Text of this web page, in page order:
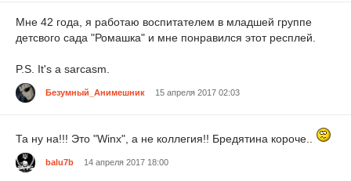
Мне 42 года, я работаю воспитателем в младшей группе
детсвого сада "Ромашка" и мне понравился этот респлей.
P.S. It's a sarcasm.
Безумный_Анимешник 15 апреля 2017 02:03
Та ну на!!! Это "Winx", а не коллегия!! Бредятина короче..
balu7b 14 апреля 2017 18:00